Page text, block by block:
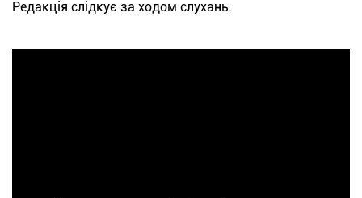
Редакція слідкує за ходом слухань.